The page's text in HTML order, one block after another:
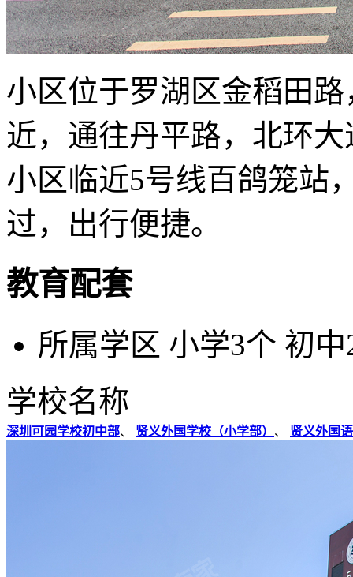
小区位于罗湖区金稻田
近，通往丹平路，北环
小区临近5号线百鸽笼站
过，出行便捷。
教育配套
所属学区 小学3个 初中
学校名称
深圳可园学校初中部、 贤义外国学校（小学部） 、 贤义外国